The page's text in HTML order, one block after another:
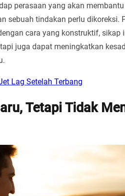
perasaan yang akan
sebuah tindakan perlu dikoreksi.
cara yang konstruktif,
juga dapat meningkatkan
Lag Setelah Terbang
Tetapi Tidak